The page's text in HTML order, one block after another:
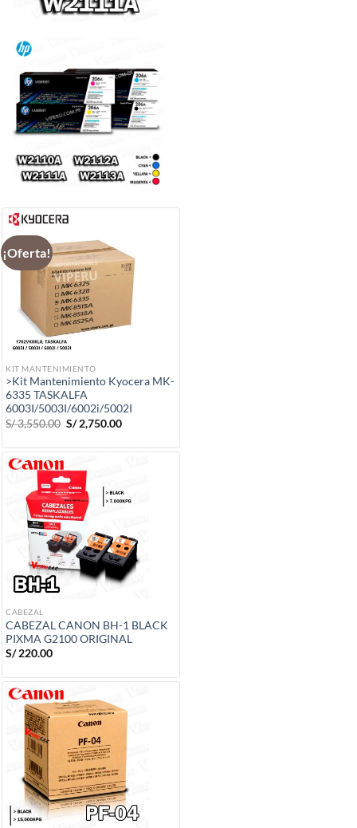
¡Oferta!
KIT MANTENIMIENTO
>Kit Mantenimiento Kyocera MK-
6335 TASKALFA
6003I/5003I/6002i/5002I
S/3,550.00 El
precio
era:
S/2,750.00El
es:
CABEZAL
CABEZAL CANON BH-1 BLACK
PIXMA G2100 ORIGINAL
S/220.00